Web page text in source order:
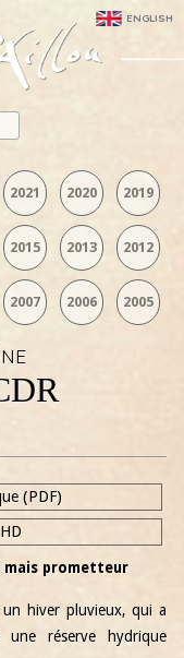
ENGLISH
2021 2020 2019
2015 2013 2012
2007 2006 2005
(PDF)
mais prometteur
un hiver pluvieux, qui a
réserve hydrique